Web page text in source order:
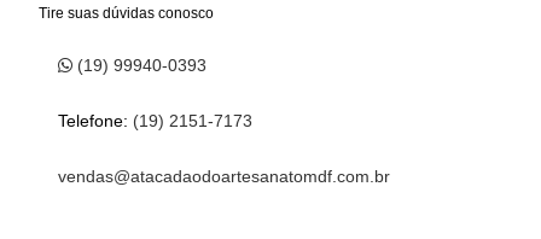
Tire suas dúvidas conosco
(19) 99940-0393
Telefone: (19) 2151-7173
vendas@atacadaodoartesanatomdf.com.br